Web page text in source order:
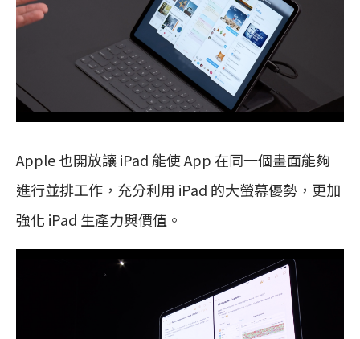
Apple 也開放讓 iPad 能使 App 在同一個畫面能夠
進行並排工作，充分利用 iPad 的大螢幕優勢，更加
強化 iPad 生產力與價值。